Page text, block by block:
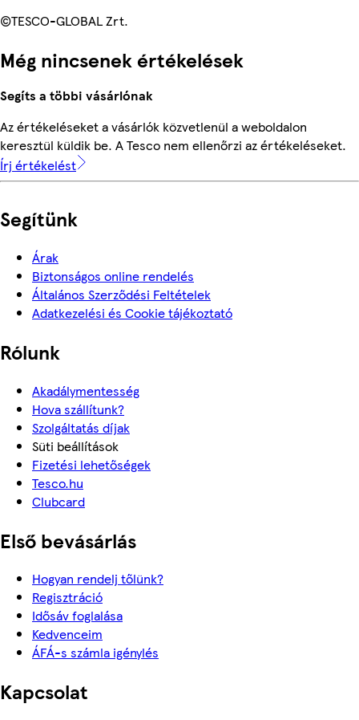
©TESCO-GLOBAL Zrt.
Még nincsenek értékelések
Segíts a többi vásárlónak
Az értékeléseket a vásárlók közvetlenül a weboldalon
keresztül küldik be. A Tesco nem ellenőrzi az értékeléseket.
Írj értékelést
Segítünk
Árak
Biztonságos online rendelés
Általános Szerződési Feltételek
Adatkezelési és Cookie tájékoztató
Rólunk
Akadálymentesség
Hova szállítunk?
Szolgáltatás díjak
Süti beállítások
Fizetési lehetőségek
Tesco.hu
Clubcard
Első bevásárlás
Hogyan rendelj tőlünk?
Regisztráció
Idősáv foglalása
Kedvenceim
ÁFÁ-s számla igénylés
Kapcsolat